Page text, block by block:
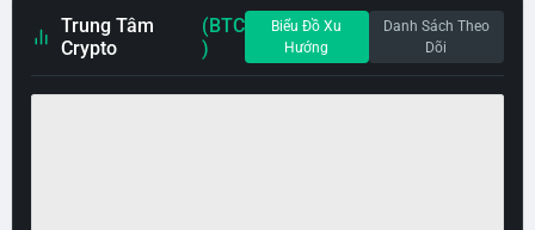
Trung Tâm
Crypto
(BTC
)
Biểu Đồ Xu
Hướng
Danh Sách Theo
Dõi